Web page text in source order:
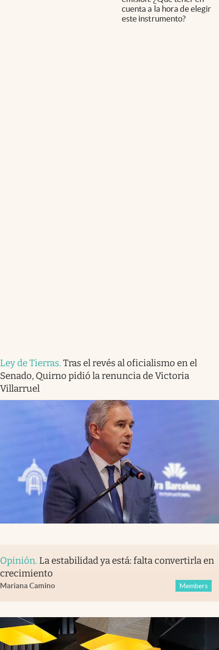
cuenta a la hora de elegir
este instrumento?
Ley de Tierras. Tras el revés al oficialismo en el
Senado, Quirno pidió la renuncia de Victoria
Villarruel
Opinión. La estabilidad ya está: falta convertirla en
crecimiento
Mariana Camino Members